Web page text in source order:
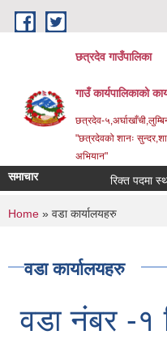
Skip to main content
छत्रदेव गाउँपालिका
गाउँ कार्यपालिकाको
छत्रदेव-
"छत्रदेवको शानः
अभियान"
समाचार रिक्त पदमा
You are here
Home » वडा कार्यालयहरु
वडा कार्यालयहरु
वडा नंबर -१